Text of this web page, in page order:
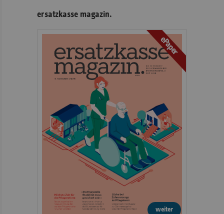
ersatzkasse magazin.
ePaper
weiter